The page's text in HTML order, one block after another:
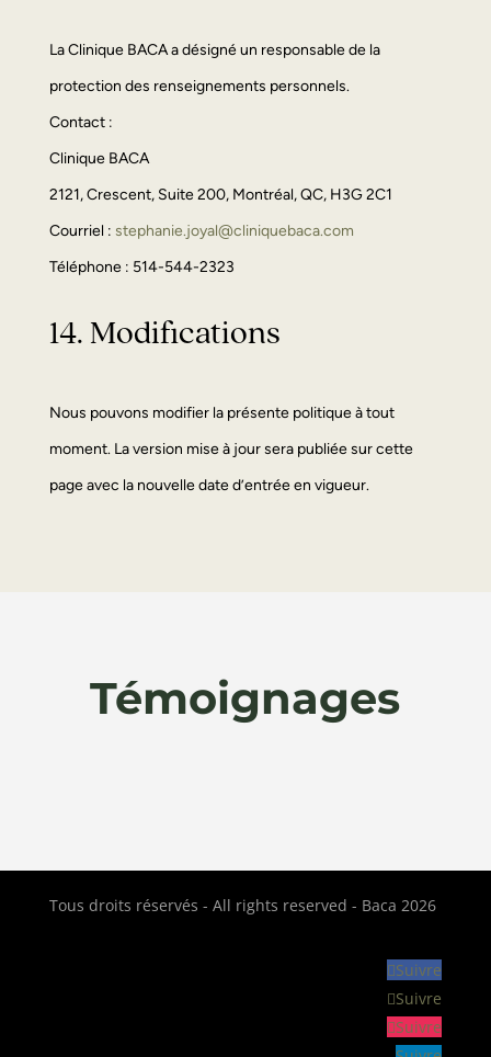
La Clinique BACA a désigné un responsable de la
protection des renseignements personnels.
Contact :
Clinique BACA
2121, Crescent, Suite 200, Montréal, QC, H3G 2C1
Courriel : stephanie.joyal@cliniquebaca.com
Téléphone : 514-544-2323
14. Modifications
Nous pouvons modifier la présente politique à tout
moment. La version mise à jour sera publiée sur cette
page avec la nouvelle date d’entrée en vigueur.
Témoignages
Tous droits réservés - All rights reserved - Baca 2026
Suivre
Suivre
Suivre